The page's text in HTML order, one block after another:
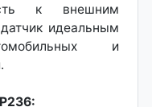
к внешним
идеальным
и